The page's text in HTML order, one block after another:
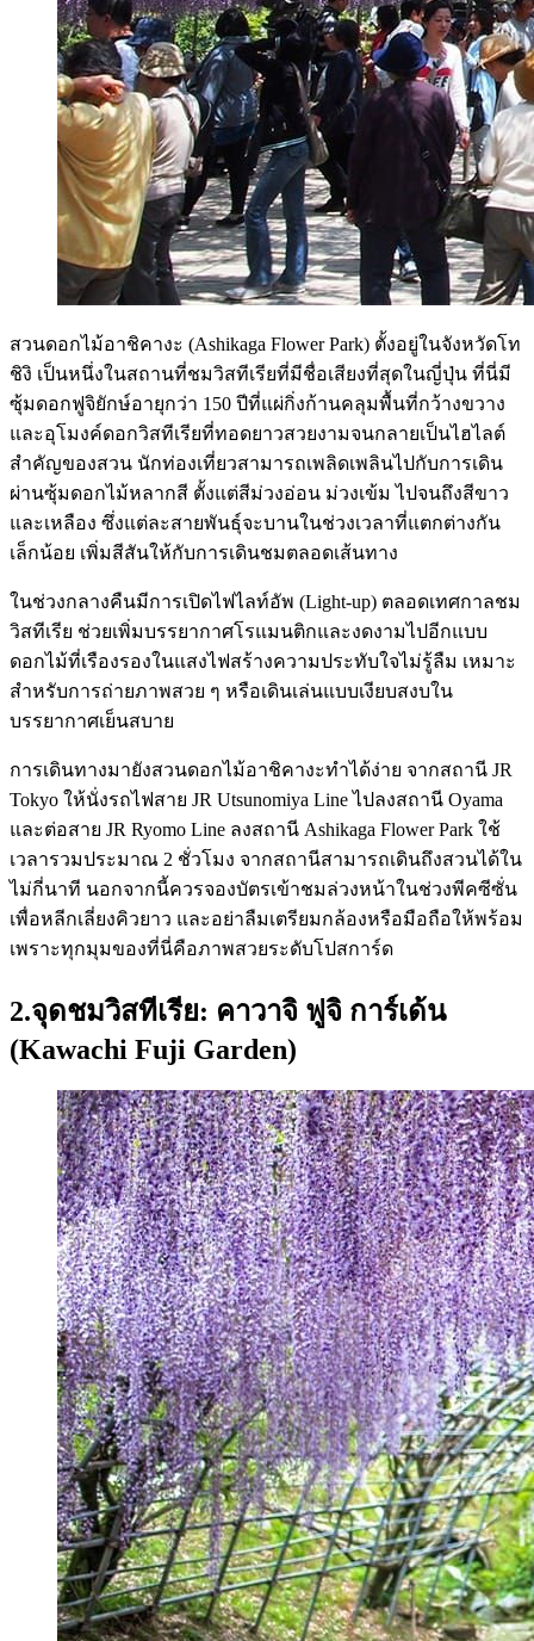
สวนดอกไม้อาชิคางะ (Ashikaga Flower Park) ตั้งอยู่ในจังหวัดโท
ชิงิ เป็นหนึ่งในสถานที่ชมวิสทีเรียที่มีชื่อเสียงที่สุดในญี่ปุ่น ที่นี่มี
ซุ้มดอกฟูจิยักษ์อายุกว่า 150 ปีที่แผ่กิ่งก้านคลุมพื้นที่กว้างขวาง
และอุโมงค์ดอกวิสทีเรียที่ทอดยาวสวยงามจนกลายเป็นไฮไลต์
สำคัญของสวน นักท่องเที่ยวสามารถเพลิดเพลินไปกับการเดิน
ผ่านซุ้มดอกไม้หลากสี ตั้งแต่สีม่วงอ่อน ม่วงเข้ม ไปจนถึงสีขาว
และเหลือง ซึ่งแต่ละสายพันธุ์จะบานในช่วงเวลาที่แตกต่างกัน
เล็กน้อย เพิ่มสีสันให้กับการเดินชมตลอดเส้นทาง
ในช่วงกลางคืนมีการเปิดไฟไลท์อัพ (Light-up) ตลอดเทศกาลชม
วิสทีเรีย ช่วยเพิ่มบรรยากาศโรแมนติกและงดงามไปอีกแบบ
ดอกไม้ที่เรืองรองในแสงไฟสร้างความประทับใจไม่รู้ลืม เหมาะ
สำหรับการถ่ายภาพสวย ๆ หรือเดินเล่นแบบเงียบสงบใน
บรรยากาศเย็นสบาย
การเดินทางมายังสวนดอกไม้อาชิคางะทำได้ง่าย จากสถานี JR
Tokyo ให้นั่งรถไฟสาย JR Utsunomiya Line ไปลงสถานี Oyama
และต่อสาย JR Ryomo Line ลงสถานี Ashikaga Flower Park ใช้
เวลารวมประมาณ 2 ชั่วโมง จากสถานีสามารถเดินถึงสวนได้ใน
ไม่กี่นาที นอกจากนี้ควรจองบัตรเข้าชมล่วงหน้าในช่วงพีคซีซั่น
เพื่อหลีกเลี่ยงคิวยาว และอย่าลืมเตรียมกล้องหรือมือถือให้พร้อม
เพราะทุกมุมของที่นี่คือภาพสวยระดับโปสการ์ด
2.จุดชมวิสทีเรีย: คาวาจิ ฟูจิ การ์เด้น
(Kawachi Fuji Garden)